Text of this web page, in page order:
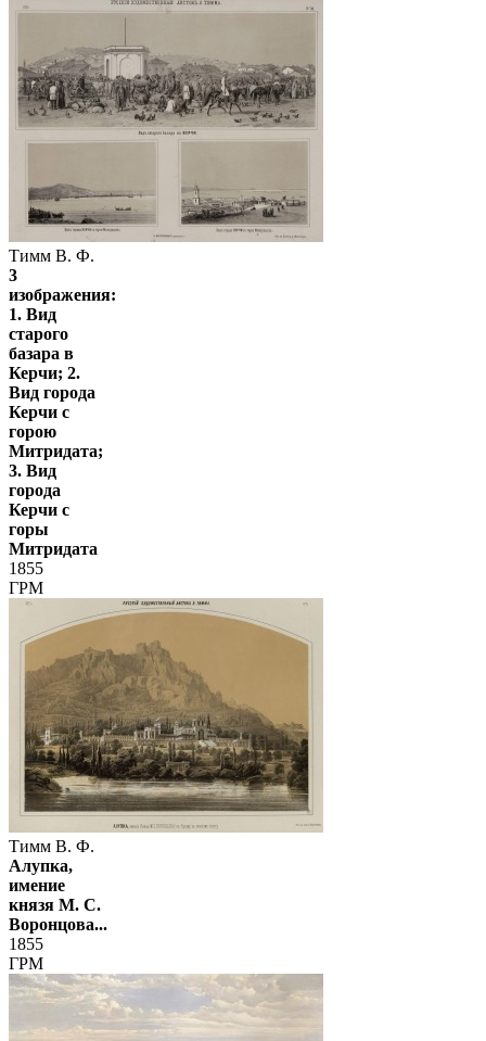
Тимм В. Ф.
3
изображения:
1. Вид
старого
базара в
Керчи; 2.
Вид города
Керчи с
горою
Митридата;
3. Вид
города
Керчи с
горы
Митридата
1855
ГРМ
Тимм В. Ф.
Алупка,
имение
князя М. С.
Воронцова...
1855
ГРМ